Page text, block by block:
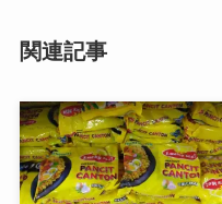
関連記事